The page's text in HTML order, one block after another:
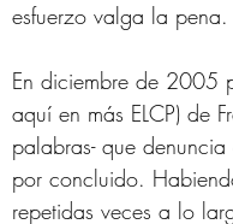
esfuerzo valga la pena.
En diciembre de 2005
aquí en más ELCP) de
palabras- que
por concluido.
repetidas veces a lo